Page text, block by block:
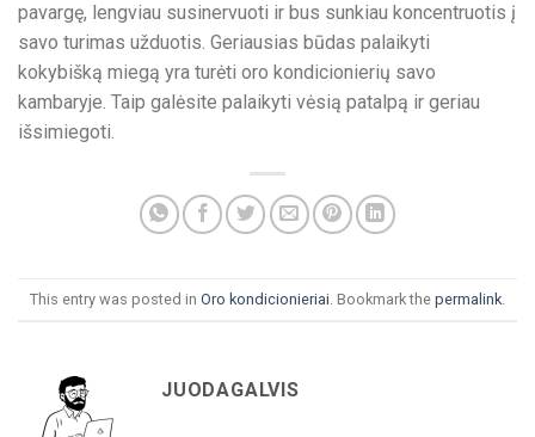
pavargę, lengviau susinervuoti ir bus sunkiau koncentruotis į
savo turimas užduotis. Geriausias būdas palaikyti
kokybišką miegą yra turėti oro kondicionierių savo
kambaryje. Taip galėsite palaikyti vėsią patalpą ir geriau
išsimiegoti.
This entry was posted in Oro kondicionieriai . Bookmark the permalink
JUODAGALVIS